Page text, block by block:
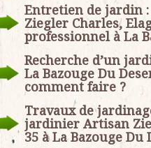
Entretien de jardin
Ziegler Charles,
professionnel à La
Recherche d’un
La Bazouge Du
comment faire ?
Travaux de
jardinier Artisan
35 à La Bazouge Du